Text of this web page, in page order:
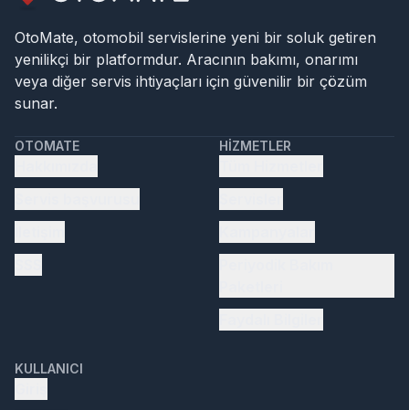
OtoMate, otomobil servislerine yeni bir soluk getiren
yenilikçi bir platformdur. Aracının bakımı, onarımı
veya diğer servis ihtiyaçları için güvenilir bir çözüm
sunar.
OTOMATE HIZMETLER
KULLANICI